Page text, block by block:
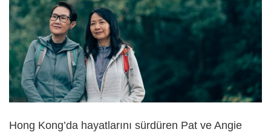
Hong Kong’da hayatlarını sürdüren Pat ve Angie